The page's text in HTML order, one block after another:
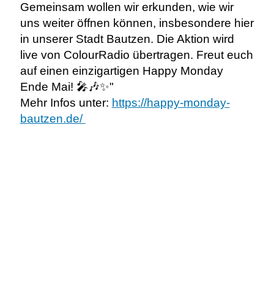
Gemeinsam wollen wir erkunden, wie wir
uns weiter öffnen können, insbesondere hier
in unserer Stadt Bautzen. Die Aktion wird
live von ColourRadio übertragen. Freut euch
auf einen einzigartigen Happy Monday
Ende Mai! 🎤🎶✨"
Mehr Infos unter: https://happy-monday-
bautzen.de/